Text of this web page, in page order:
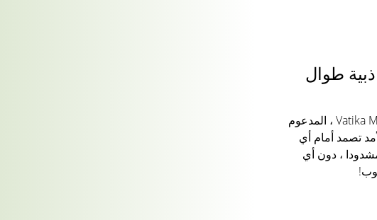
طوال
يتيح لك جل تصفيف الشعر Vatika Menz Extreme Hold ، المدعوم
تصمد أمام أي
، دون أي